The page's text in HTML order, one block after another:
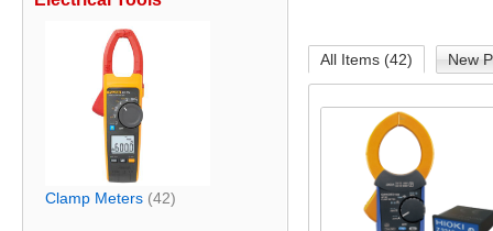
Clamp Meters (42)
All Items (42) New